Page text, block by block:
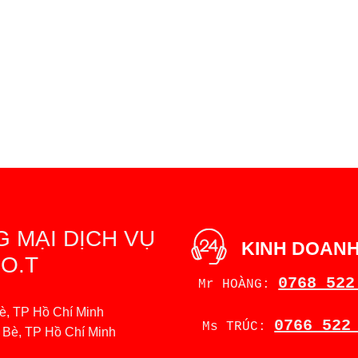
MẠI DỊCH VỤ
TP Hồ Chí Minh
TP Hồ Chí Minh
KINH DOANH
Mr HOÀNG: 0768
Ms TRÚC: 0766 522